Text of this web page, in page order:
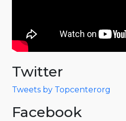
Twitter
Tweets by Topcenterorg
Facebook